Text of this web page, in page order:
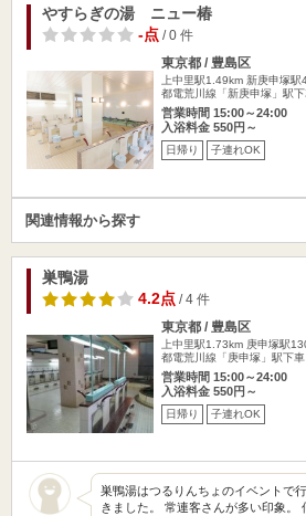
やすらぎの湯 ニュー椿
-点/ 0 件
東京都 / 豊島区
上中里駅1.49km 新庚申塚駅
都電荒川線「新庚申塚」駅
営業時間 15:00～24:00
入浴料金 550円～
日帰り 子連れOK
関連情報から探す
巣鴨湯
4.2点/ 4 件
東京都 / 豊島区
上中里駅1.73km 庚申塚駅
都電荒川線「庚申塚」駅下
営業時間 15:00～24:00
入浴料金 550円～
日帰り 子連れOK
巣鴨湯はつるりんちょのイベントで
きました。 常連客さんが多い印象。